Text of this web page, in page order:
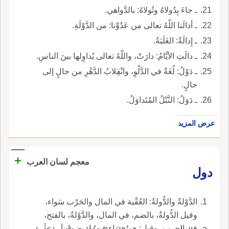
ـ جاءَ بِدُولاهُ وتُولاهُ: بالدَّواهي.
ـ أدالَنا اللّهُ تعالى من عَدُوِّنا: من الدَّوْلَةِ.
ـ إِدالَةُ: الغَلَبَةُ.
ـ دالَتِ الأيَّامُ: دارَتْ، واللّهُ تعالى يُداوِلها بينَ الناسِ.
ـ دَوْلُ: لُغَةٌ في الدَّلْوِ، وانْقِلابُ الدَّهْرِ من حالٍ إلى
حالٍ.
ـ دَوَلُ: النَّبْلُ المُتَداوَلُ.
عرض المزيد
معجم لسان العرب
+
دول
الدَّوْلةُ والدُّولةُ: العُقْبة في المال والحَرْب سَواء،
وقيل الدُّولةُ، بالضم، في المال، والدَّوْلةُ، بالفتح،